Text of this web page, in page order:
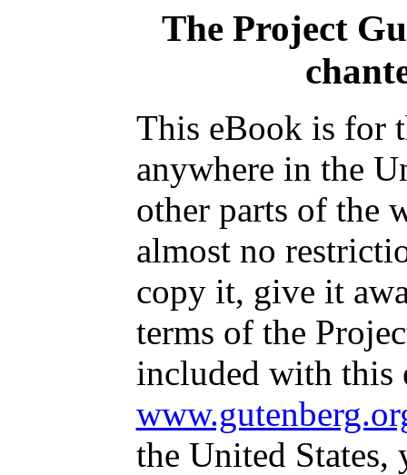
The Project
This eBook is for
anywhere in the
other parts of the
almost no
copy it, give it
terms of the
included with this
the United